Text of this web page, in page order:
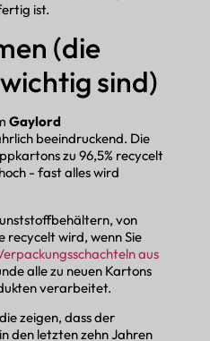
ist.
(die
sind)
Gaylord
beeindruckend. Die
zu 96,5% recycelt
- fast alles wird
von
recycelt wird, wenn Sie
aus
alle zu neuen Kartons
verarbeitet.
zeigen, dass der
den letzten zehn Jahren